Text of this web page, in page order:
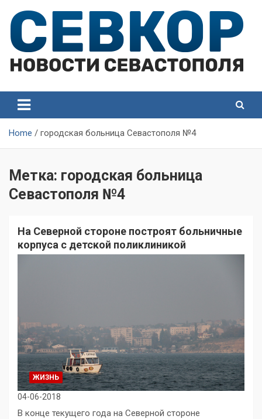
content
Севастополя
Севастополя
Home городская больница Севастополя №4
Метка: городская больница
Севастополя №4
На Северной стороне построят больничные
корпуса с детской поликлиникой
ЖИЗНЬ
04-06-2018
В конце текущего года на Северной стороне